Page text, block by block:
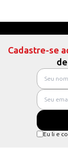
Cadastre-se
Eu li e